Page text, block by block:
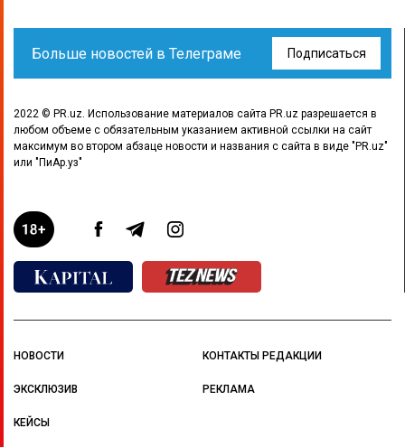
Больше новостей в Телеграме Подписаться
2022 © PR.uz. Использование материалов сайта PR.uz разрешается в
любом объеме с обязательным указанием активной ссылки на сайт
максимум во втором абзаце новости и названия с сайта в виде "PR.uz"
или "ПиАр.уз"
НОВОСТИ
ЭКСКЛЮЗИВ
КЕЙСЫ
КОНТАКТЫ РЕДАКЦИИ
РЕКЛАМА